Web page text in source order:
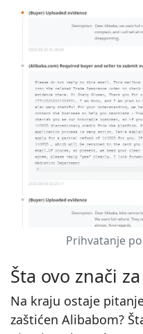
Prihvatanje
Šta ovo znači
Na kraju ostaje
zaštićen Alibabom?